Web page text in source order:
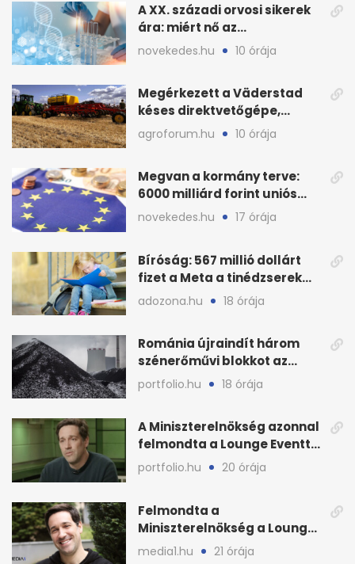
A XX. századi orvosi sikerek
ára: miért nő az
egészségügy súlya?
novekedes.hu 10 órája
Megérkezett a Väderstad
késes direktvetőgépe,
bemutatón is látható
agroforum.hu 10 órája
Megvan a kormány terve:
6000 milliárd forint uniós
pénz sorsa
novekedes.hu 17 órája
Bíróság: 567 millió dollárt
fizet a Meta a tinédzserek
védelmére
adozona.hu 18 órája
Románia újraindít három
szénerőművi blokkot az
áramellátás stabilizálására
portfolio.hu 18 órája
A Miniszterelnökség azonnal
felmondta a Lounge Eventtel
kötött szerződést
portfolio.hu 20 órája
Felmondta a
Miniszterelnökség a Lounge
Event keretszerződését
media1.hu 21 órája